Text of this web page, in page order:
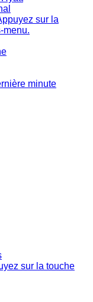
sur la
menu.
minute
sur la touche